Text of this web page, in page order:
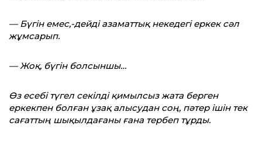
— Бүгін емес,-дейді азаматтық некедегі еркек сәл
жұмсарып.
— Жоқ, бүгін болсыншы…
Өз есебі түгел секілді қимылсыз жата берген
еркекпен болған ұзақ алысудан соң, пәтер ішін тек
сағаттың шықылдағаны ғана тербеп тұрды.